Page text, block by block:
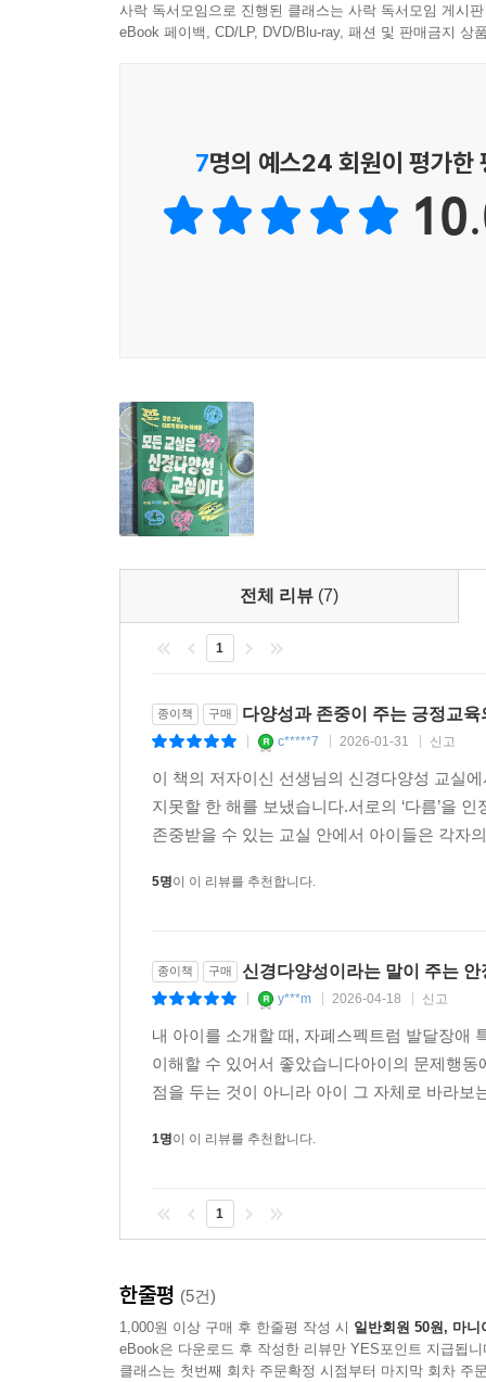
이 책의 문장은 마치 옆자리 선생님이 조용히 말
《모든 교실은 신경다양성 교실이다》는 설득
짚어 준다. 교사로서 가장 큰 보람과 성취가 여기
그래서, 모든 교실은 신경다양성 교실이라고.
사락 독서모임으로 진행된 클래스는 사락 독서모임 게시
eBook 페이백, CD/LP, DVD/Blu-ray, 패션 및 판매금지 상
7명의 예스24 회원이 평가한
전체 리뷰 (7)
1
종이책 구매 다양성과 존중이 주는 긍정교
c*****7 2026-01-31 신고
이 책의 저자이신 선생님의 신경다양성 교실
지못할 한 해를 보냈습니다.서로의 ‘다름’을 인
존중받을 수 있는 교실 안에서 아이들은 각자
5명이 이 리뷰를 추천합니다.
종이책 구매 신경다양성이라는 말이 주는 안
y***m 2026-04-18 신고
내 아이를 소개할 때, 자폐스펙트럼 발달장애
이해할 수 있어서 좋았습니다아이의 문제행
점을 두는 것이 아니라 아이 그 자체로 바라
1명이 이 리뷰를 추천합니다.
1
한줄평 (5건)
1,000원 이상 구매 후 한줄평 작성 시 일반회원 50원, 마니
eBook은 다운로드 후 작성한 리뷰만 YES포인트 지급됩니
클래스는 첫번째 회차 주문확정 시점부터 마지막 회차 주